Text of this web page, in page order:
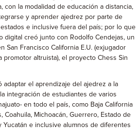
con la modalidad de educación a distancia,
y aprender ajedrez por parte de
e inclusive fuera del país; por lo que
digital creó junto con Rodolfo Cendejas, un
San Francisco California E.U. (exjugador
promotor altruista), el proyecto Chess Sin
adaptar el aprendizaje del ajedrez a la
integración de estudiantes de varios
en todo el país, como Baja California
Coahuila, Michoacán, Guerrero, Estado de
Yucatán e inclusive alumnos de diferentes